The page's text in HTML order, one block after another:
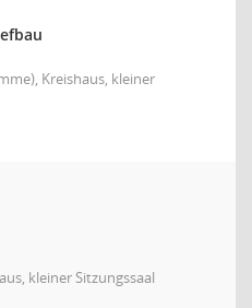
Kreishaus, kleiner
kleiner Sitzungssaal